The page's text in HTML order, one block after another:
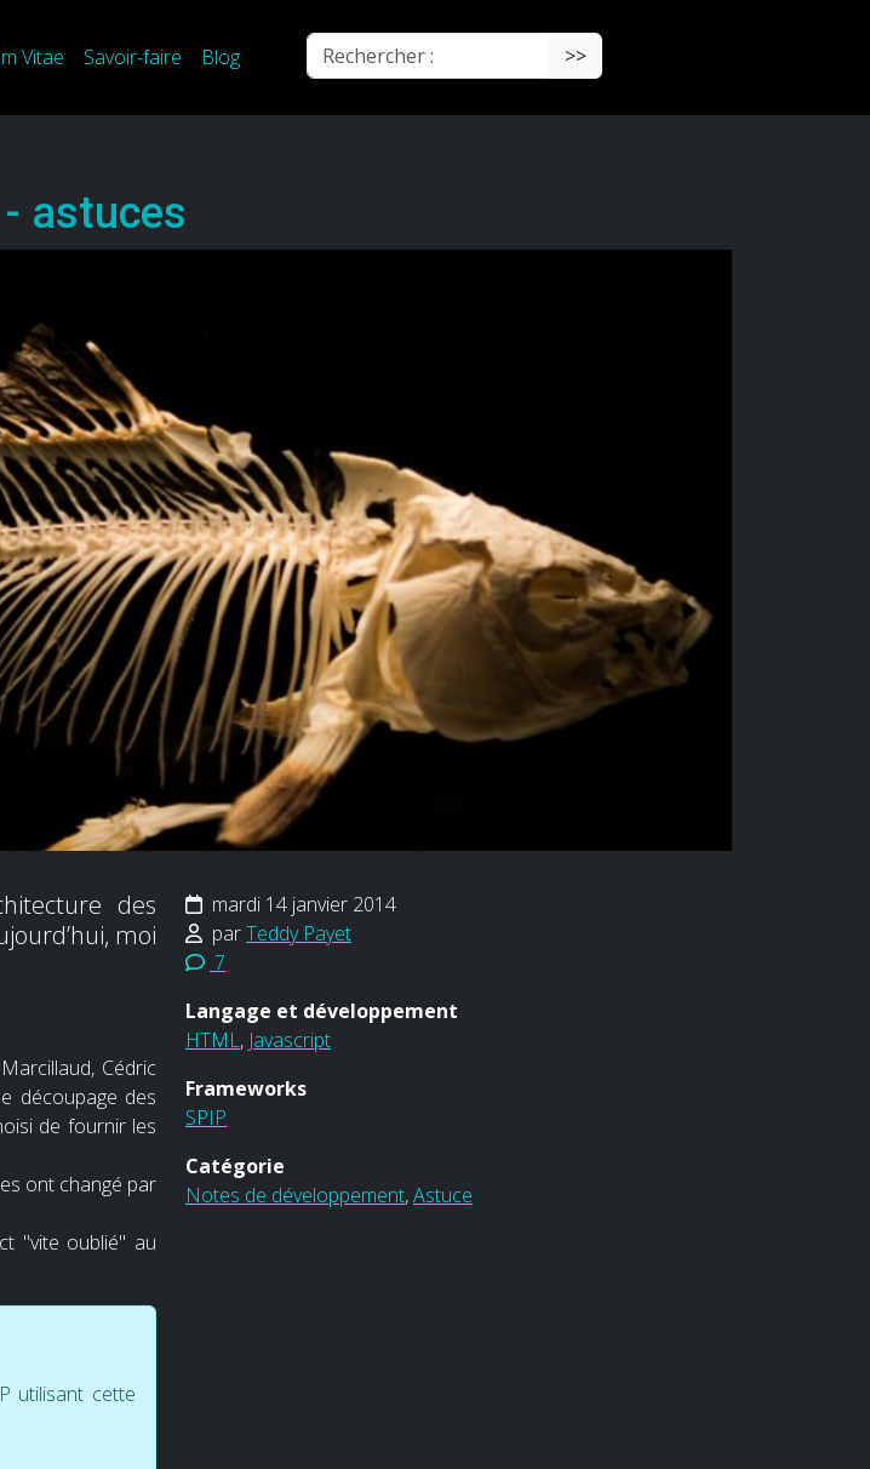
Vitae Savoir-faire Blog Rechercher : >>
astuces
des
moi
Cédric
découpage des
de fournir les
ont changé par
"vite oublié" au
utilisant cette
mardi 14 janvier 2014
parTeddy Payet
7
Langage et développement
HTML, Javascript
Frameworks
SPIP
Catégorie
Notes de développement,Astuce